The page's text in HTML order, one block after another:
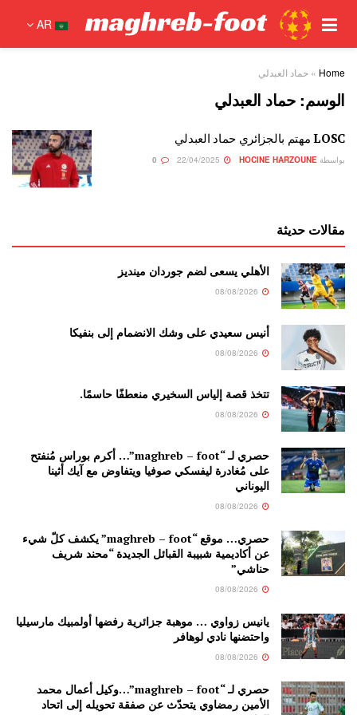
AR
Home
» حماد العبدلي
الوسم:حماد العبدلي
LOSC مهتم بالجزائري حماد العبدلي
بواسطة HOCINE HARZOUNE
مقالات حديثة
الأهلي يسعى لضم جوردان مينديز
أنيس سعيدي على وشك الانضمام إلى بنفيكا
تتخذ قصة إلياس السخيري منعطفًا حاسمًا.
حصري لـ “maghreb – foot”… أكرم بوراس مُنفتح
على مُغادرة ليفسكي صوفيا ويتفاوض مع آيك أثينا
اليوناني
حصري… موقع “maghreb – foot” يكشف كلّ شيء
عن أكاديمية شبيبة القبائل الجديدة “محند شريف
حناشي”
يانيس زواوي … موهبة جزائرية رفضها أولمبيك مارسيليا
واحتضنها نادي لوهافر
حصري لـ “maghreb – foot”…وكيل أعمال محمد
الأمين رمضاوي يتحدّث عن صفقة تحويله إلى اتحاد